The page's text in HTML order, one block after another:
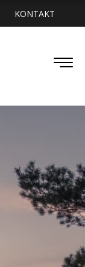
KONTAKT